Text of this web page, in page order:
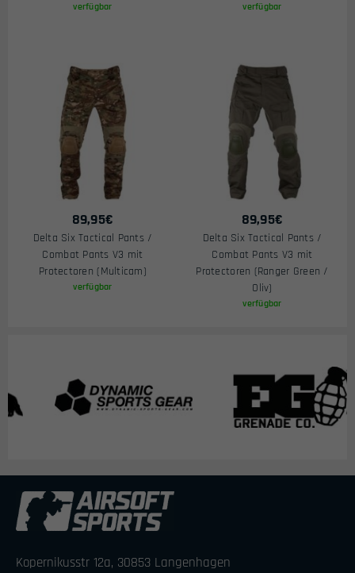
verfügbar verfügbar
89,95€
Delta Six Tactical Pants /
Combat Pants V3 mit
Protectoren (Multicam)
verfügbar
89,95€
Delta Six Tactical Pants /
Combat Pants V3 mit
Protectoren (Ranger Green /
Oliv)
verfügbar
Kopernikusstr 12a, 30853 Langenhagen